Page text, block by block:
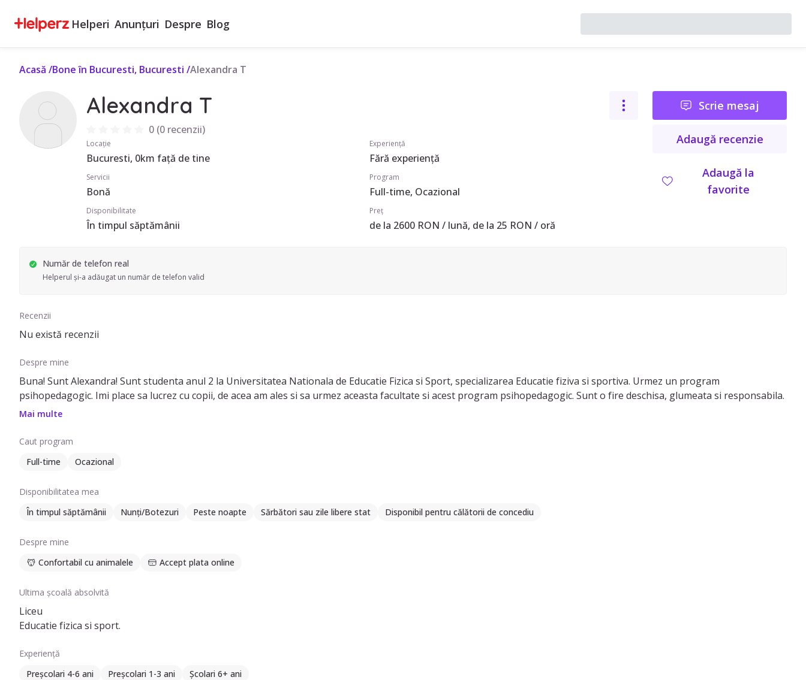
Helperi Anunțuri Despre Blog
Acasă /Bone în Bucuresti, Bucuresti /Alexandra T
Alexandra T
0(0 recenzii)
Locație
Bucuresti, 0km față de tine
Experiență
Fără experiență
Servicii
Bonă
Program
Full-time, Ocazional
Disponibilitate
În timpul săptămânii
Preț
de la 2600 RON / lună, de la 25 RON / oră
Scrie mesaj
Adaugă recenzie
Adaugă la
favorite
Număr de telefon real
Helperul și-a adăugat un număr de telefon valid
Recenzii
Nu există recenzii
Despre mine
Buna! Sunt Alexandra! Sunt studenta anul 2 la Universitatea Nationala de Educatie Fizica si Sport, specializarea Educatie fiziva si sportiva. Urmez un program
psihopedagogic. Imi place sa lucrez cu copii, de acea am ales si sa urmez aceasta facultate si acest program psihopedagogic. Sunt o fire deschisa, glumeata si responsabila.
Mai multe
Caut program
Full-time
Ocazional
Disponibilitatea mea
În timpul săptămânii
Nunți/Botezuri Peste noapte Sărbători sau zile libere stat Disponibil pentru călătorii de concediu
Despre mine
Confortabil cu animalele
Accept plata online
Ultima școală absolvită
Liceu
Educatie fizica si sport.
Experiență
Preșcolari 4-6 ani
Preșcolari 1-3 ani Școlari 6+ ani